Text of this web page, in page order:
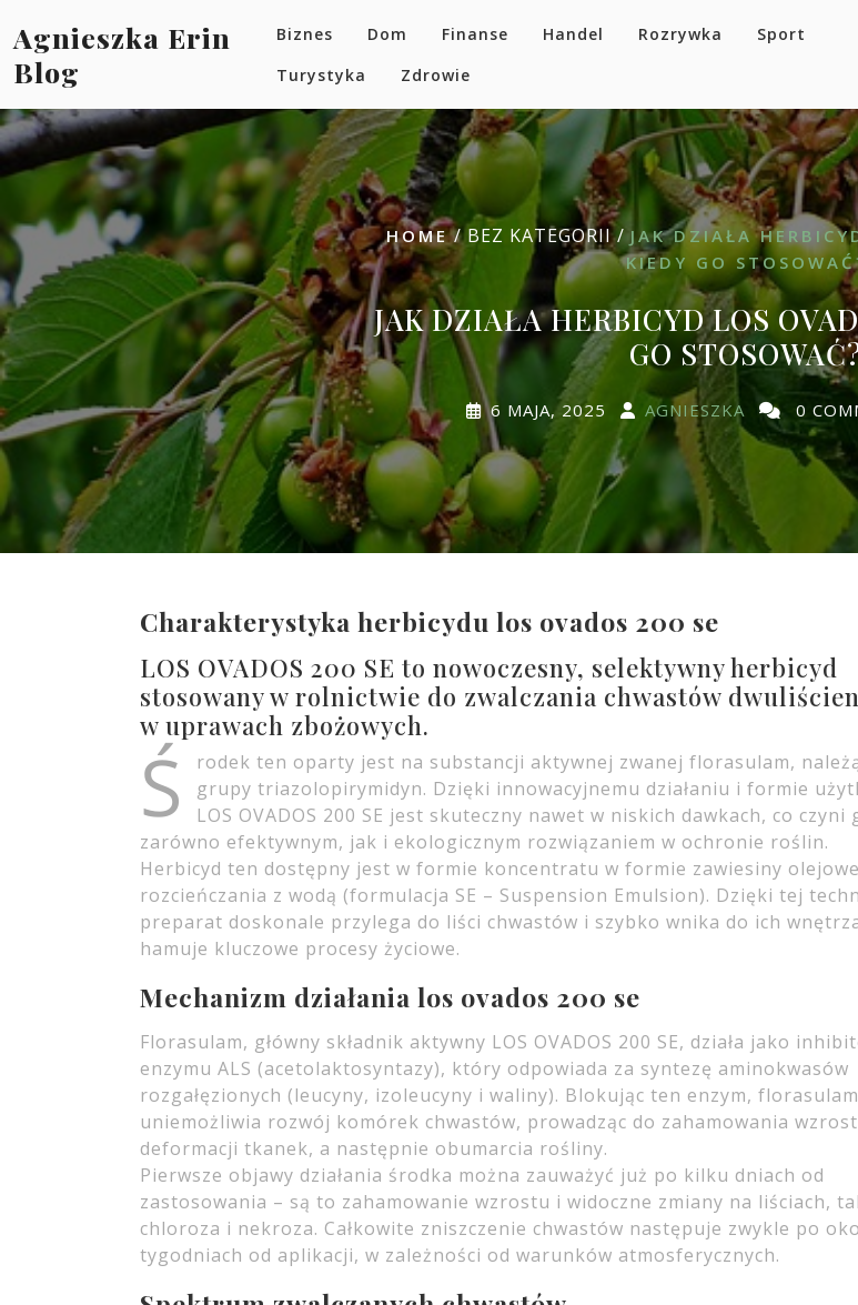
to
content
Agnieszka Erin
Blog
Biznes Dom Finanse Handel Rozrywka
Sport
Turystyka
Zdrowie
HOME/ BEZ KATEGORII / JAK DZIAŁA
KIEDY GO
JAK DZIAŁA HERBICYD LOS
GO
6 MAJA, 2025 AGNIESZKA 0
Charakterystyka herbicydu los ovados 200 se
LOS OVADOS 200 SE to nowoczesny, selektywny herbicyd
stosowany w rolnictwie do zwalczania chwastów
w uprawach zbożowych.
Ś
rodek ten oparty jest na substancji aktywnej zwanej florasulam,
grupy triazolopirymidyn. Dzięki innowacyjnemu działaniu i formie
LOS OVADOS 200 SE jest skuteczny nawet w niskich dawkach, co czyni
zarówno efektywnym, jak i ekologicznym rozwiązaniem w ochronie roślin.
Herbicyd ten dostępny jest w formie koncentratu w formie zawiesiny
rozcieńczania z wodą (formulacja SE – Suspension Emulsion). Dzięki tej
preparat doskonale przylega do liści chwastów i szybko wnika do ich
hamuje kluczowe procesy życiowe.
Mechanizm działania los ovados 200 se
Florasulam, główny składnik aktywny LOS OVADOS 200 SE, działa jako
enzymu ALS (acetolaktosyntazy), który odpowiada za syntezę aminokwasów
rozgałęzionych (leucyny, izoleucyny i waliny). Blokując ten enzym, florasulam
uniemożliwia rozwój komórek chwastów, prowadząc do zahamowania
deformacji tkanek, a następnie obumarcia rośliny.
Pierwsze objawy działania środka można zauważyć już po kilku dniach od
zastosowania – są to zahamowanie wzrostu i widoczne zmiany na liściach,
chloroza i nekroza. Całkowite zniszczenie chwastów następuje zwykle po
tygodniach od aplikacji, w zależności od warunków atmosferycznych.